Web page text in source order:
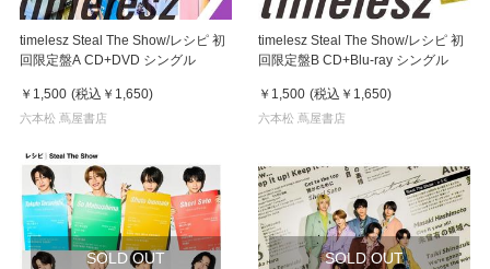
timelesz Steal The Show/レシピ 初
回限定盤A CD+DVD シングル
￥1,500 (税込 ￥1,650)
六本松 蔦屋書店
timelesz Steal The Show/レシピ 初
回限定盤B CD+Blu-ray シングル
￥1,500 (税込 ￥1,650)
六本松 蔦屋書店
SOLD OUT SOLD OUT